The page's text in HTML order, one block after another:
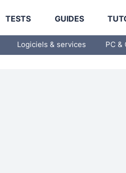
TESTS GUIDES
Logiciels & services PC &